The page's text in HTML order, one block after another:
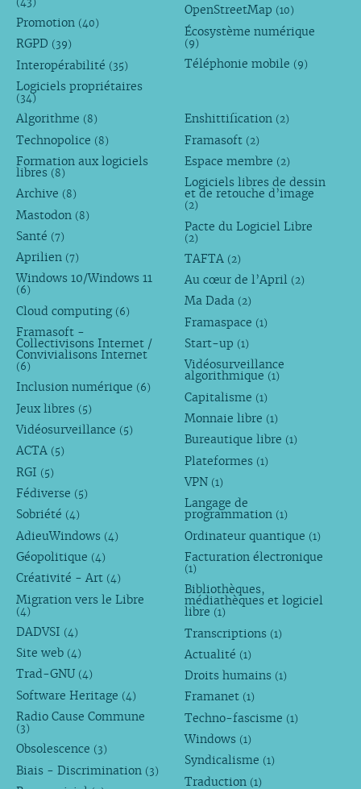
Promotion (40)
RGPD (39)
Interopérabilité (35)
Logiciels propriétaires
(34)
OpenStreetMap (10)
Écosystème numérique
(9)
Téléphonie mobile (9)
Algorithme (8)
Technopolice (8)
Formation aux logiciels
libres (8)
Archive (8)
Mastodon (8)
Santé (7)
Aprilien (7)
Windows 10/Windows 11
(6)
Cloud computing (6)
Framasoft -
Collectivisons Internet /
Convivialisons Internet
(6)
Inclusion numérique (6)
Jeux libres (5)
Vidéosurveillance (5)
ACTA (5)
RGI (5)
Fédiverse (5)
Sobriété (4)
AdieuWindows (4)
Géopolitique (4)
Créativité - Art (4)
Migration vers le Libre
(4)
DADVSI (4)
Site web (4)
Trad-GNU (4)
Software Heritage (4)
Radio Cause Commune
(3)
Obsolescence (3)
Biais - Discrimination (3)
Enshittification (2)
Framasoft (2)
Espace membre (2)
Logiciels libres de dessin
et de retouche d’image
(2)
Pacte du Logiciel Libre
(2)
TAFTA (2)
Au cœur de l’April (2)
Ma Dada (2)
Framaspace (1)
Start-up (1)
Vidéosurveillance
algorithmique (1)
Capitalisme (1)
Monnaie libre (1)
Bureautique libre (1)
Plateformes (1)
VPN (1)
Langage de
programmation (1)
Ordinateur quantique (1)
Facturation électronique
(1)
Bibliothèques,
médiathèques et logiciel
libre (1)
Transcriptions (1)
Actualité (1)
Droits humains (1)
Framanet (1)
Techno-fascisme (1)
Windows (1)
Syndicalisme (1)
Traduction (1)